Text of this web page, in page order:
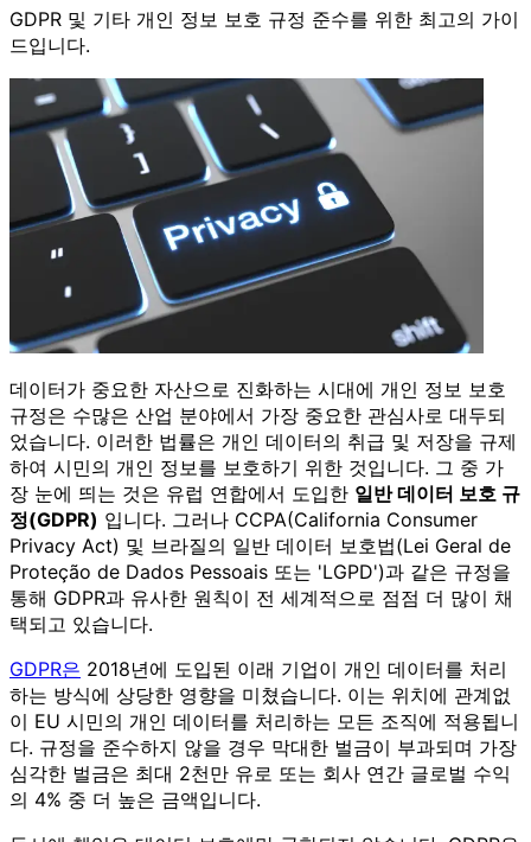
GDPR 및 기타 개인 정보 보호 규정 준수를 위한 최고의 가이
드입니다.
데이터가 중요한 자산으로 진화하는 시대에 개인 정보 보호
규정은 수많은 산업 분야에서 가장 중요한 관심사로 대두되
었습니다. 이러한 법률은 개인 데이터의 취급 및 저장을 규제
하여 시민의 개인 정보를 보호하기 위한 것입니다. 그 중 가
장 눈에 띄는 것은 유럽 연합에서 도입한 일반 데이터 보호 규
정(GDPR) 입니다. 그러나 CCPA(California Consumer
Privacy Act) 및 브라질의 일반 데이터 보호법(Lei Geral de
Proteção de Dados Pessoais 또는 'LGPD')과 같은 규정을
통해 GDPR과 유사한 원칙이 전 세계적으로 점점 더 많이 채
택되고 있습니다.
GDPR은 2018년에 도입된 이래 기업이 개인 데이터를 처리
하는 방식에 상당한 영향을 미쳤습니다. 이는 위치에 관계없
이 EU 시민의 개인 데이터를 처리하는 모든 조직에 적용됩니
다. 규정을 준수하지 않을 경우 막대한 벌금이 부과되며 가장
심각한 벌금은 최대 2천만 유로 또는 회사 연간 글로벌 수익
의 4% 중 더 높은 금액입니다.